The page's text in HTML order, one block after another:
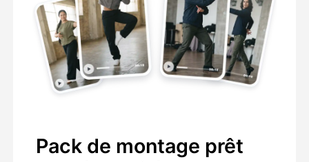
Pack de montage prêt